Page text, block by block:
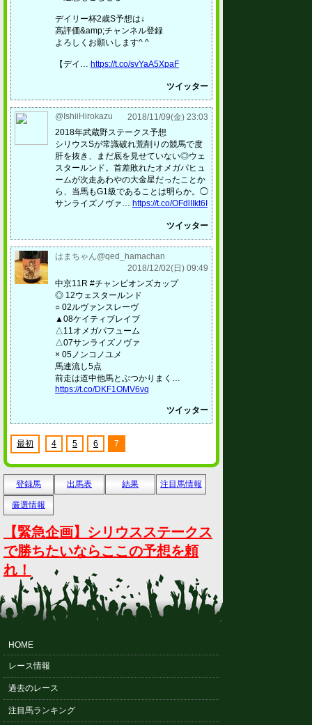
デイリー杯2歳S予想は↓
高評価&amp;チャンネル登録
よろしくお願いします^ ^
【デイ… https://t.co/svYaA5XpaF
ツイッター
@IshiiHirokazu
2018/11/09(金) 23:03
2018年武蔵野ステークス予想
シリウスSが常識破れ荒削りの競馬で度
肝を抜き、まだ底を見せていない◎ウェ
スタールンド。首差敗れたオメガパヒュ
ームが次走あわやの大金星だったことか
ら、当馬もG1級であることは明らか。◯
サンライズノヴァ… https://t.co/OFdlIIkt6I
ツイッター
はまちゃん@qed_hamachan
2018/12/02(日) 09:49
中京11R #チャンピオンズカップ
◎ 12ウェスタールンド
○ 02ルヴァンスレーヴ
▲08ケイティブレイブ
△11オメガパフューム
△07サンライズノヴァ
× 05ノンコノユメ
馬連流し5点
前走は道中他馬とぶつかりまく…
https://t.co/DKF1OMV6vq
ツイッター
最初 4 5 6 7
登録馬 出馬表 結果 注目馬情報
厳選情報
【緊急企画】シリウスステークス
で勝ちたいならここの予想を頼
れ！
HOME
レース情報
過去のレース
注目馬ランキング